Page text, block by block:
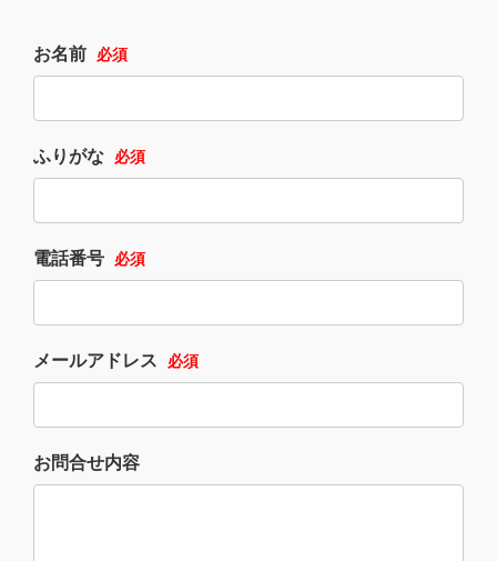
お名前 必須
ふりがな 必須
電話番号 必須
メールアドレス 必須
お問合せ内容